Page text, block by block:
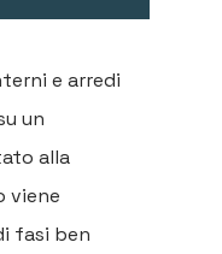
e arredi
un
alla
viene
fasi ben